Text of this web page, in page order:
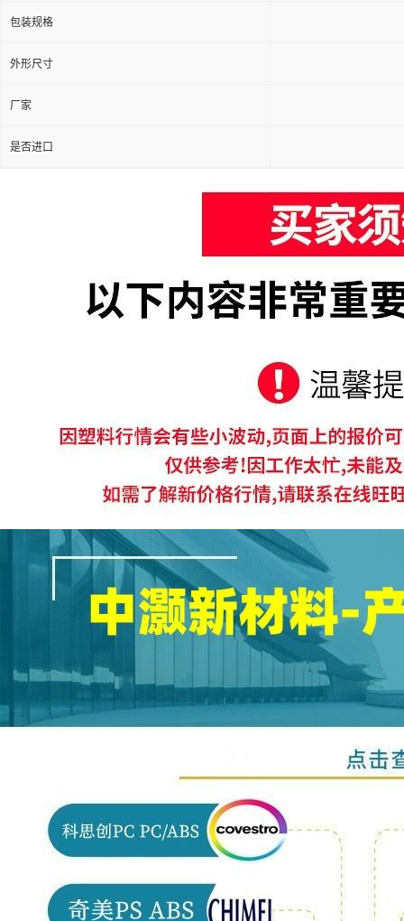
包装规格
外形尺寸
厂家
是否进口